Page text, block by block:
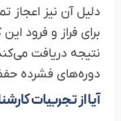
دلیل آن نیز اعجاز
برای فراز و فرود
نتیجه دریافت
دوره‌های فشرده
آیا از تجربیات